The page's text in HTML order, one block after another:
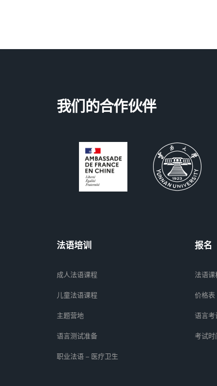
我们的合作伙伴
法语培训
成人法语课程
儿童法语课程
主题营地
语言测试准备
职业法语 – 医疗卫生
报名
法语
价格表
语言考
考试时